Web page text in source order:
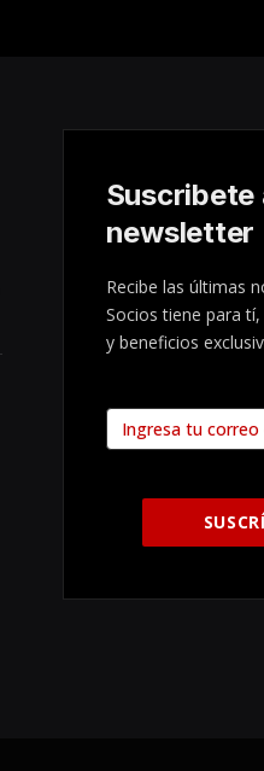
Suscribete
newsletter
Recibe las últimas
Socios tiene para
y beneficios